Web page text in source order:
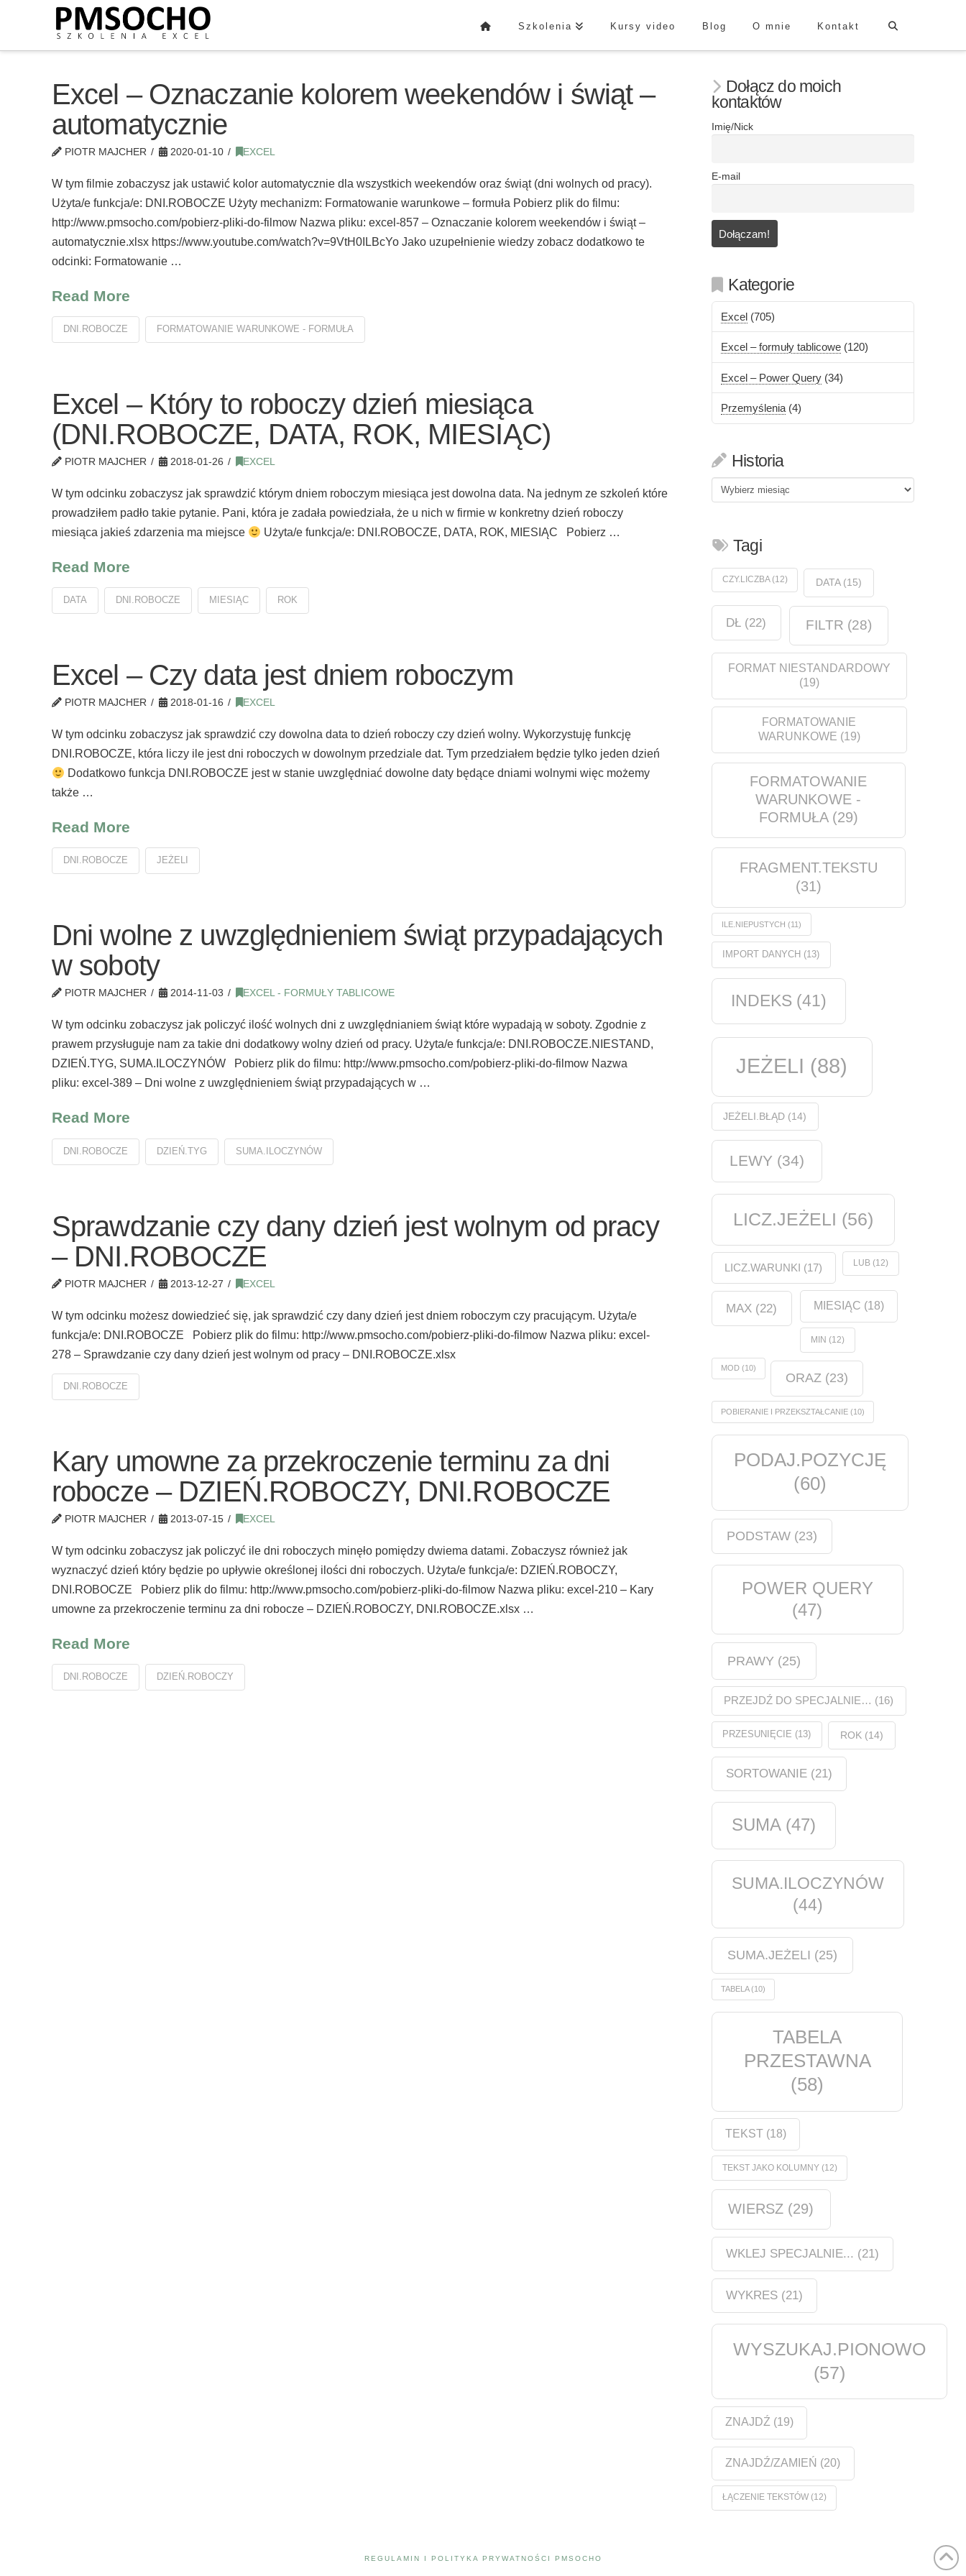
Szkolenia Kursy video Blog O mnie Kontakt
Excel – Oznaczanie kolorem weekendów i świąt –
automatycznie
PIOTR MAJCHER 2020-01-10 EXCEL
W tym filmie zobaczysz jak ustawić kolor automatycznie dla wszystkich weekendów oraz świąt (dni wolnych od pracy).
Użyta/e funkcja/e: DNI.ROBOCZE Użyty mechanizm: Formatowanie warunkowe – formuła Pobierz plik do filmu:
http://www.pmsocho.com/pobierz-pliki-do-filmow Nazwa pliku: excel-857 – Oznaczanie kolorem weekendów i świąt –
automatycznie.xlsx https://www.youtube.com/watch?v=9VtH0ILBcYo Jako uzupełnienie wiedzy zobacz dodatkowo te
odcinki: Formatowanie …
Read More
DNI.ROBOCZE FORMATOWANIE WARUNKOWE - FORMUŁA
Excel – Który to roboczy dzień miesiąca
(DNI.ROBOCZE, DATA, ROK, MIESIĄC)
PIOTR MAJCHER 2018-01-26 EXCEL
W tym odcinku zobaczysz jak sprawdzić którym dniem roboczym miesiąca jest dowolna data. Na jednym ze szkoleń które
prowadziłem padło takie pytanie. Pani, która je zadała powiedziała, że u nich w firmie w konkretny dzień roboczy
miesiąca jakieś zdarzenia ma miejsce
Użyta/e funkcja/e: DNI.ROBOCZE, DATA, ROK, MIESIĄC Pobierz …
Read More
DATA DNI.ROBOCZE MIESIĄC ROK
Excel – Czy data jest dniem roboczym
PIOTR MAJCHER 2018-01-16 EXCEL
W tym odcinku zobaczysz jak sprawdzić czy dowolna data to dzień roboczy czy dzień wolny. Wykorzystuję funkcję
DNI.ROBOCZE, która liczy ile jest dni roboczych w dowolnym przedziale dat. Tym przedziałem będzie tylko jeden dzień
Dodatkowo funkcja DNI.ROBOCZE jest w stanie uwzględniać dowolne daty będące dniami wolnymi więc możemy
także …
Read More
DNI.ROBOCZE JEŻELI
Dni wolne z uwzględnieniem świąt przypadających
w soboty
PIOTR MAJCHER 2014-11-03 EXCEL - FORMUŁY TABLICOWE
W tym odcinku zobaczysz jak policzyć ilość wolnych dni z uwzględnianiem świąt które wypadają w soboty. Zgodnie z
prawem przysługuje nam za takie dni dodatkowy wolny dzień od pracy. Użyta/e funkcja/e: DNI.ROBOCZE.NIESTAND,
DZIEŃ.TYG, SUMA.ILOCZYNÓW Pobierz plik do filmu: http://www.pmsocho.com/pobierz-pliki-do-filmow Nazwa
pliku: excel-389 – Dni wolne z uwzględnieniem świąt przypadających w …
Read More
DNI.ROBOCZE DZIEŃ.TYG SUMA.ILOCZYNÓW
Sprawdzanie czy dany dzień jest wolnym od pracy
– DNI.ROBOCZE
PIOTR MAJCHER 2013-12-27 EXCEL
W tym odcinku możesz dowiedzieć się, jak sprawdzić czy dany dzień jest dniem roboczym czy pracującym. Użyta/e
funkcja/e: DNI.ROBOCZE Pobierz plik do filmu: http://www.pmsocho.com/pobierz-pliki-do-filmow Nazwa pliku: excel-
278 – Sprawdzanie czy dany dzień jest wolnym od pracy – DNI.ROBOCZE.xlsx
DNI.ROBOCZE
Kary umowne za przekroczenie terminu za dni
robocze – DZIEŃ.ROBOCZY, DNI.ROBOCZE
PIOTR MAJCHER 2013-07-15 EXCEL
W tym odcinku zobaczysz jak policzyć ile dni roboczych minęło pomiędzy dwiema datami. Zobaczysz również jak
wyznaczyć dzień który będzie po upływie określonej ilości dni roboczych. Użyta/e funkcja/e: DZIEŃ.ROBOCZY,
DNI.ROBOCZE Pobierz plik do filmu: http://www.pmsocho.com/pobierz-pliki-do-filmow Nazwa pliku: excel-210 – Kary
umowne za przekroczenie terminu za dni robocze – DZIEŃ.ROBOCZY, DNI.ROBOCZE.xlsx …
Read More
DNI.ROBOCZE DZIEŃ.ROBOCZY
Dołącz do moich
kontaktów
Imię/Nick
E-mail
Kategorie
Excel (705)
Excel – formuły tablicowe (120)
Excel – Power Query (34)
Przemyślenia (4)
Historia
Historia
Tagi
CZY.LICZBA(12) DATA(15)
DŁ (22) FILTR (28)
FORMAT NIESTANDARDOWY
(19)
FORMATOWANIE
WARUNKOWE (19)
FORMATOWANIE
WARUNKOWE -
FORMUŁA(29)
FRAGMENT.TEKSTU
(31)
ILE.NIEPUSTYCH (11)
IMPORT DANYCH (13)
INDEKS (41)
JEŻELI (88)
JEŻELI.BŁĄD (14)
LEWY (34)
LICZ.JEŻELI (56)
LICZ.WARUNKI (17) LUB(12)
MAX (22) MIESIĄC (18)
MIN (12)
MOD(10)
ORAZ (23)
POBIERANIE I PRZEKSZTAŁCANIE(10)
PODAJ.POZYCJĘ
(60)
PODSTAW(23)
POWER QUERY
(47)
PRAWY(25)
PRZEJDŹ DO SPECJALNIE… (16)
PRZESUNIĘCIE (13) ROK (14)
SORTOWANIE(21)
SUMA(47)
SUMA.ILOCZYNÓW
(44)
SUMA.JEŻELI (25)
TABELA(10)
TABELA
PRZESTAWNA
(58)
TEKST(18)
TEKST JAKO KOLUMNY(12)
WIERSZ (29)
WKLEJ SPECJALNIE... (21)
WYKRES(21)
WYSZUKAJ.PIONOWO
(57)
ZNAJDŹ (19)
ZNAJDŹ/ZAMIEŃ (20)
ŁĄCZENIE TEKSTÓW(12)
REGULAMIN I POLITYKA PRYWATNOŚCI PMSOCHO